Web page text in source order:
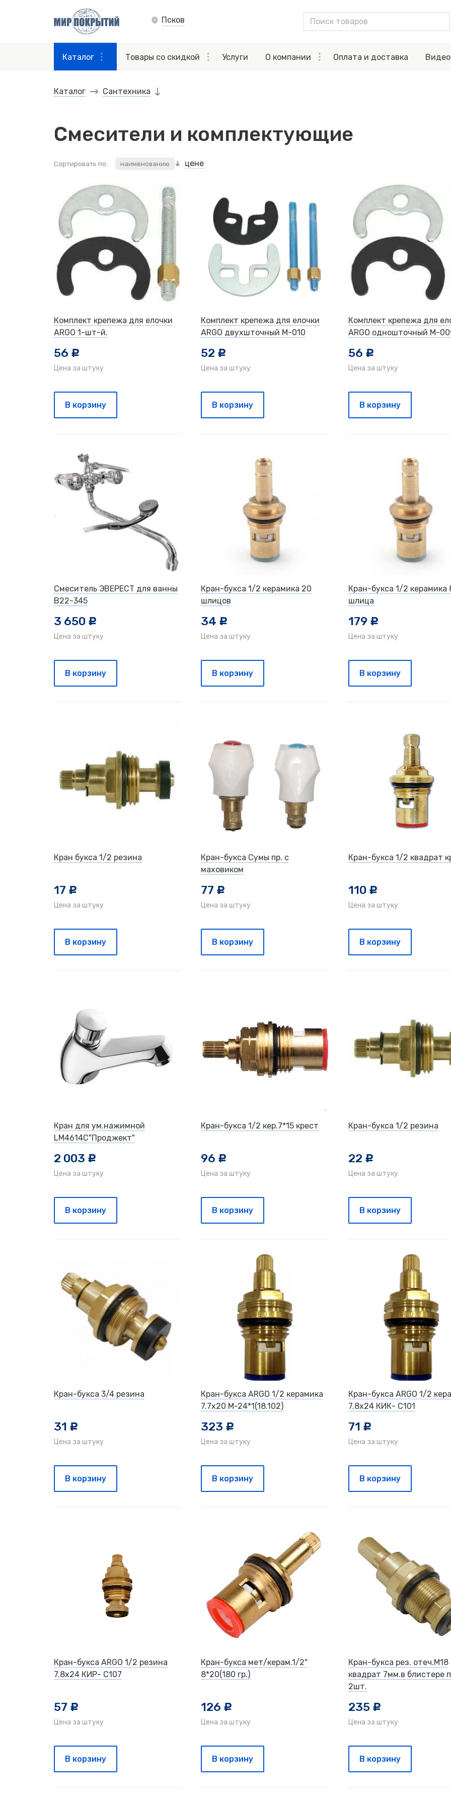
Псков
Каталог Товары со скидкой Услуги О компании Оплата и доставка Видео
Каталог Сантехника
Смесители и комплектующие
Сортировать по: наименованию цене
Комплект крепежа для елочки
ARGO 1-шт-й.
56 c
Цена за штуку
В корзину
Комплект крепежа для елочки
ARGO двухшточный M-010
52 c
Цена за штуку
В корзину
Комплект крепежа для
ARGO одношточный M-
56 c
Цена за штуку
В корзину
Смеситель ЭВЕРЕСТ для ванны
B22-345
3 650 c
Цена за штуку
В корзину
Кран-букса 1/2 керамика 20
шлицов
34 c
Цена за штуку
В корзину
Кран-букса 1/2
шлица
179 c
Цена за штуку
В корзину
Кран букса 1/2 резина
17 c
Цена за штуку
В корзину
Кран-букса Сумы пр. с
маховиком
77 c
Цена за штуку
В корзину
Кран-букса 1/2 квадрат
110 c
Цена за штуку
В корзину
Кран для ум.нажимной
LM4614C"Проджект"
2 003 c
Цена за штуку
В корзину
Кран-букса 1/2 кер.7*15 крест
96 c
Цена за штуку
В корзину
Кран-букса 1/2 резина
22 c
Цена за штуку
В корзину
Кран-букса 3/4 резина
31 c
Цена за штуку
В корзину
Кран-букса ARGO 1/2 керамика
7.7х20 М-24*1(18.102)
323 c
Цена за штуку
В корзину
Кран-букса ARGO 1/2
7.8х24 КИК- С101
71 c
Цена за штуку
В корзину
Кран-букса ARGO 1/2 резина
7.8х24 КИР- С107
57 c
Цена за штуку
В корзину
Кран-букса мет/керам.1/2"
8*20(180 гр.)
126 c
Цена за штуку
В корзину
Кран-букса рез. отеч.М18
квадрат 7мм.в блистере
2шт.
235 c
Цена за штуку
В корзину